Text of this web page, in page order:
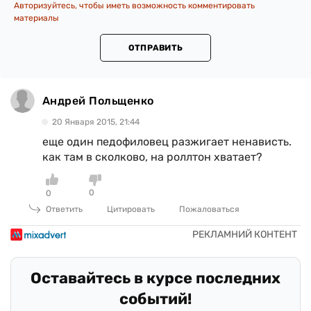
Авторизуйтесь, чтобы иметь возможность комментировать
материалы
ОТПРАВИТЬ
Андрей Польщенко
20 Января 2015, 21:44
еще один педофиловец разжигает ненависть.
как там в сколково, на роллтон хватает?
0
0
Ответить
Цитировать Пожаловаться
Оставайтесь в курсе последних
событий!